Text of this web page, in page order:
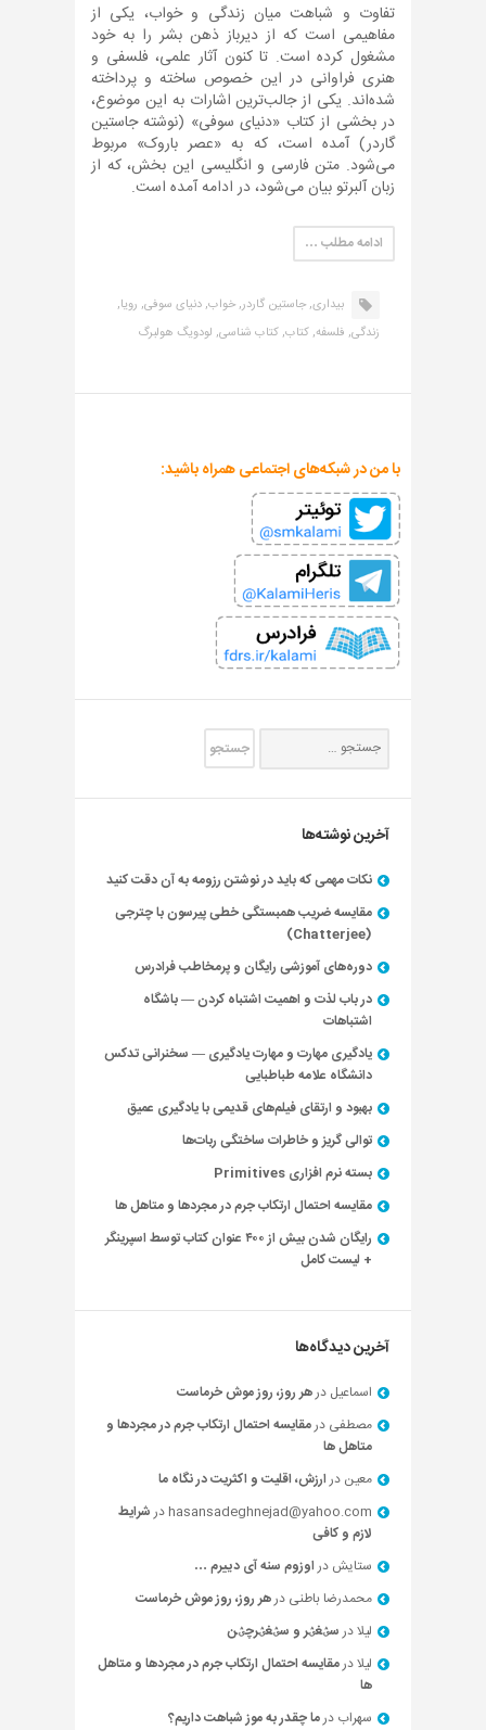
تفاوت و شباهت میان زندگی و خواب، یکی از
مفاهیمی است که از دیرباز ذهن بشر را به خود
مشغول کرده است. تا کنون آثار علمی، فلسفی و
هنری فراوانی در این خصوص ساخته و پرداخته
شده‌اند. یکی از جالب‌ترین اشارات به این موضوع،
در بخشی از کتاب «دنیای سوفی» (نوشته جاستین
گاردر) آمده است، که به «عصر باروک» مربوط
می‌شود. متن فارسی و انگلیسی این بخش، که از
زبان آلبرتو بیان می‌شود، در ادامه آمده است.
ادامه مطلب …
بیداری,جاستین گاردر,خواب,دنیای سوفی, رویا,
زندگی, فلسفه,کتاب,کتاب شناسی, لودویگ هولبرگ
با من در شبکه‌های اجتماعی همراه باشید:
آخرین نوشته‌ها
نکات مهمی که باید در نوشتن رزومه به آن دقت کنید
مقایسه ضریب همبستگی خطی پیرسون با چترجی
(Chatterjee)
دوره‌های آموزشی رایگان و پرمخاطب فرادرس
در باب لذت و اهمیت اشتباه کردن — باشگاه
اشتباهات
یادگیری مهارت و مهارت یادگیری — سخنرانی تدکس
دانشگاه علامه طباطبایی
بهبود و ارتقای فیلم‌های قدیمی با یادگیری عمیق
توالی گریز و خاطرات ساختگی ربات‌ها
بسته نرم افزاری Primitives
مقایسه احتمال ارتکاب جرم در مجردها و متاهل ها
رایگان شدن بیش از ۴۰۰ عنوان کتاب توسط اسپرینگر
+ لیست کامل
آخرین دیدگاه‌ها
اسماعیل درهر روز، روز موش خرماست
مصطفی درمقایسه احتمال ارتکاب جرم در مجردها و
متاهل ها
معین درارزش، اقلیت و اکثریت در نگاه ما
hasansadeghnejad@yahoo.com درشرایط
لازم و کافی
ستایش دراوزوم سنه آی دییرم …
محمدرضا باطنی درهر روز، روز موش خرماست
لیلادرسؽغؽر و سؽغؽرچؽن
لیلادرمقایسه احتمال ارتکاب جرم در مجردها و متاهل
ها
سهراب درما چقدر به موز شباهت داریم؟